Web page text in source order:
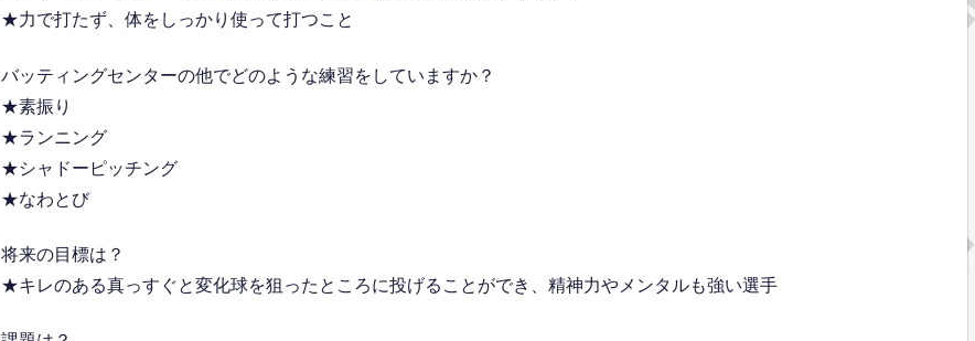
★力で打たず、体をしっかり使って打つこと
バッティングセンターの他でどのような練習をしていますか？
★素振り
★ランニング
★シャドーピッチング
★なわとび
将来の目標は？
★キレのある真っすぐと変化球を狙ったところに投げることができ、精神力やメンタルも強い選手